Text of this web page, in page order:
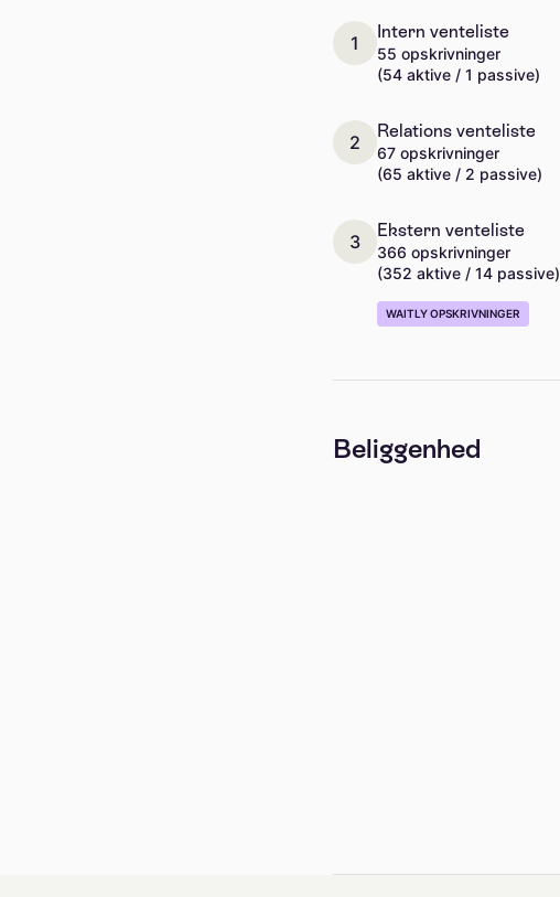
1
Intern venteliste
55 opskrivninger
(54 aktive / 1 passive)
2
Relations venteliste
67 opskrivninger
(65 aktive / 2 passive)
3
Ekstern venteliste
366 opskrivninger
(352 aktive / 14 passive)
WAITLY OPSKRIVNINGER
Beliggenhed